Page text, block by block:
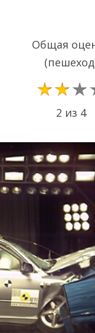
Общая
2 из 4